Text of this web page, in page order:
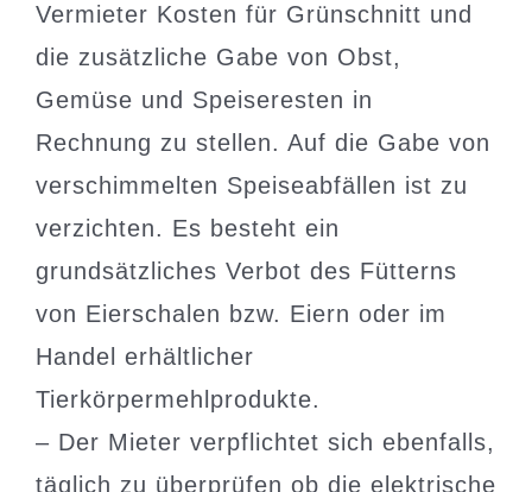
Vermieter Kosten für Grünschnitt und
die zusätzliche Gabe von Obst,
Gemüse und Speiseresten in
Rechnung zu stellen. Auf die Gabe von
verschimmelten Speiseabfällen ist zu
verzichten. Es besteht ein
grundsätzliches Verbot des Fütterns
von Eierschalen bzw. Eiern oder im
Handel erhältlicher
Tierkörpermehlprodukte.
– Der Mieter verpflichtet sich ebenfalls,
täglich zu überprüfen ob die elektrische